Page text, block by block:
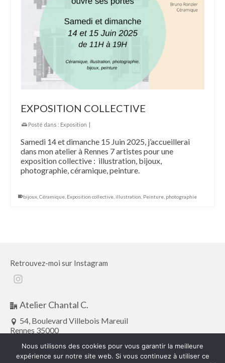
EXPOSITION COLLECTIVE
Posté dans : Exposition |
Samedi 14 et dimanche 15 Juin 2025, j’accueillerai
dans mon atelier à Rennes 7 artistes pour une
exposition collective : illustration, bijoux,
photographie, céramique, peinture.
bijoux Céramique Exposition collective illustration Peinture photographie
Retrouvez-moi sur Instagram
Atelier Chantal C.
54, Boulevard Villebois Mareuil
Rennes 35000
atelier.chantalc@gmail.com
Nous utilisons des cookies pour vous garantir la meilleure
expérience sur notre site web. Si vous continuez à utiliser ce